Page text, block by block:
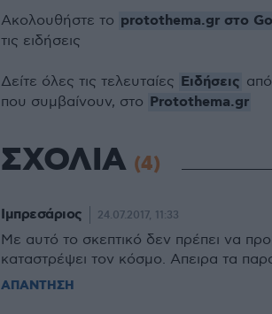
Ακολουθήστε το protothema.gr στο
τις ειδήσεις
Δείτε όλες τις τελευταίες Ειδήσεις
που συμβαίνουν, στο Protothema.gr
ΣΧΟΛΙΑ (4)
Ιμπρεσάριος 24.07.2017, 11:33
Με αυτό το σκεπτικό δεν πρέπει να
καταστρέψει τον κόσμο. Απειρα τα
ΑΠΑΝΤΗΣΗ